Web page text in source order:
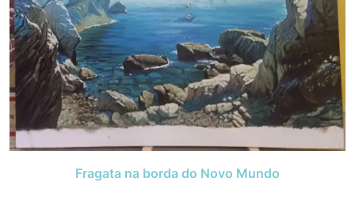
Fragata na borda do Novo Mundo